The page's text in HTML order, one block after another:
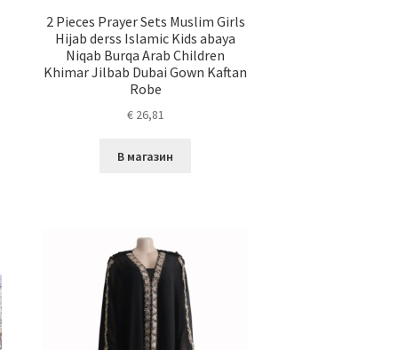
2 Pieces Prayer Sets Muslim Girls
Hijab derss Islamic Kids abaya
Niqab Burqa Arab Children
Khimar Jilbab Dubai Gown Kaftan
Robe
€26,81
В магазин